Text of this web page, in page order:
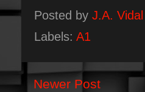
Posted by J.A. Vidal
Labels: A1
Newer Post